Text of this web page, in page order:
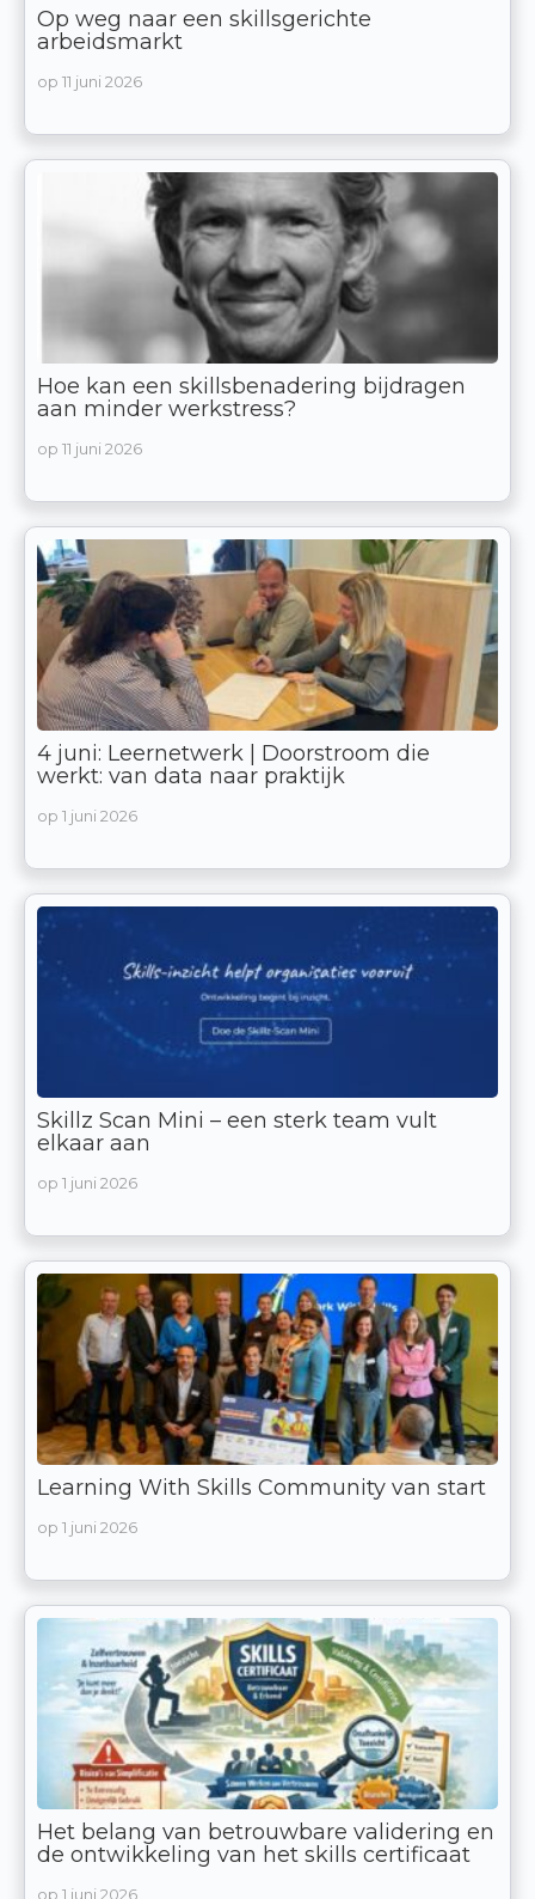
Op weg naar een skillsgerichte
arbeidsmarkt
op 11 juni 2026
Hoe kan een skillsbenadering bijdragen
aan minder werkstress?
op 11 juni 2026
4 juni: Leernetwerk | Doorstroom die
werkt: van data naar praktijk
op 1 juni 2026
Skillz Scan Mini – een sterk team vult
elkaar aan
op 1 juni 2026
Learning With Skills Community van start
op 1 juni 2026
Het belang van betrouwbare validering en
de ontwikkeling van het skills certificaat
op 1 juni 2026